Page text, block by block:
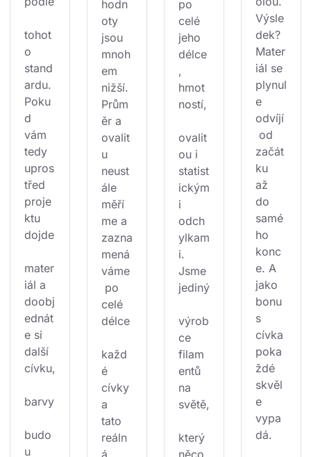
tohot
o
stand
ardu.
Poku
d
vám
tedy
upros
třed
proje
ktu
dojde
mater
iál a
doobj
ednát
e si
další
cívku,
barvy
budo
u
hodn
oty
jsou
mnoh
em
nižší.
Prům
ěr a
ovalit
u
neust
ále
měří
me a
zazna
mená
váme
po
celé
délce
každ
é
cívky
a
tato
reáln
po
celé
jeho
délce
,
hmot
ností,
ovalit
ou i
statist
ickým
i
odch
ylkam
i.
Jsme
jediný
výrob
ce
filam
entů
na
světě,
který
Výsle
dek?
Mater
iál se
plynul
e
odvíjí
od
začát
ku
až
do
samé
ho
konc
e. A
jako
bonu
s
cívka
poka
ždé
skvěl
e
vypa
dá.